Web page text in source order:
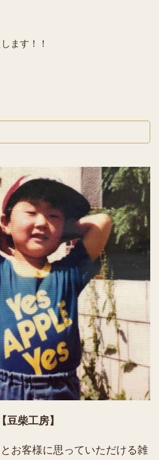
ます！！
【豆柴工房】
とお客様に思っていただける雑